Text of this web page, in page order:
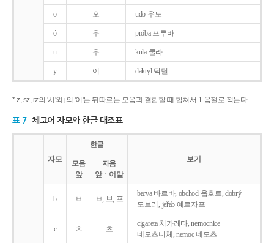
o 오 udo 우도
ó 우 próba 프루바
u 우 kula 쿨라
y 이 daktyl 닥틸
* ż, sz, rz의 '시'와 j의 '이'는 뒤따르는 모음과 결합할 때 합쳐서 1 음절로 적는다.
표 7 체코어 자모와 한글 대조표
자모
한글
보기
모음
앞
자음
앞ㆍ어말
b ㅂ ㅂ, 브, 프
barva 바르바, obchod 옵호트, dobrý
도브리, jeřab 예르자프
c ㅊ 츠
cigareta 치가레타, nemocnice
네모츠니체, nemoc 네모츠